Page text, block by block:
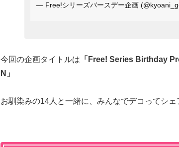
— Free!シリーズバースデー企画
今回の企画タイトルは 「Free! Series Birthday
N」
お馴染みの14人と一緒に、みんなでデコってシ